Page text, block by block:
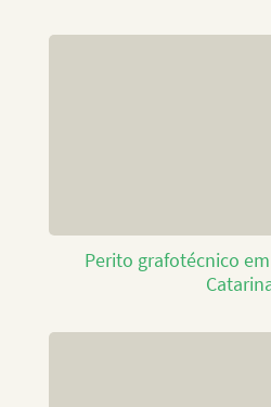
Perito grafotécnico